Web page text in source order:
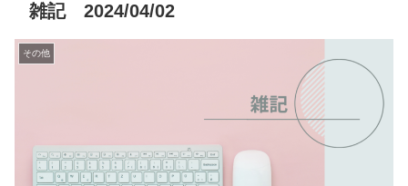
雑記 2024/04/02
その他